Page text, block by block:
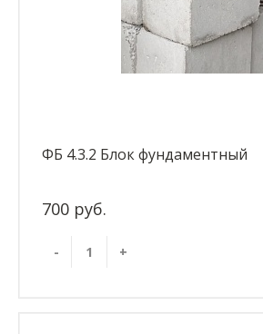
ФБ 4.3.2 Блок фундаментный
700 руб.
- +